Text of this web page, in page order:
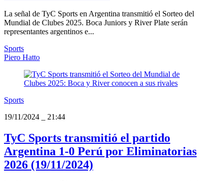
La señal de TyC Sports en Argentina transmitió el Sorteo del
Mundial de Clubes 2025. Boca Juniors y River Plate serán
representantes argentinos e...
Sports
Piero Hatto
Sports
19/11/2024
21:44
TyC Sports transmitió el partido
Argentina 1-0 Perú por Eliminatorias
2026 (19/11/2024)